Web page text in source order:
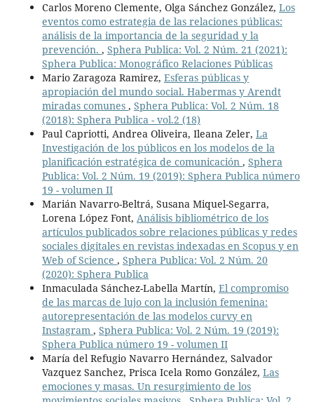
Carlos Moreno Clemente, Olga Sánchez González, Los
eventos como estrategia de las relaciones públicas:
análisis de la importancia de la seguridad y la
prevención. , Sphera Publica: Vol. 2 Núm. 21 (2021):
Sphera Publica: Monográfico Relaciones Públicas
Mario Zaragoza Ramirez, Esferas públicas y
apropiación del mundo social. Habermas y Arendt
miradas comunes , Sphera Publica: Vol. 2 Núm. 18
(2018): Sphera Publica - vol.2 (18)
Paul Capriotti, Andrea Oliveira, Ileana Zeler, La
Investigación de los públicos en los modelos de la
planificación estratégica de comunicación , Sphera
Publica: Vol. 2 Núm. 19 (2019): Sphera Publica número
19 - volumen II
Marián Navarro-Beltrá, Susana Miquel-Segarra,
Lorena López Font, Análisis bibliométrico de los
artículos publicados sobre relaciones públicas y redes
sociales digitales en revistas indexadas en Scopus y en
Web of Science , Sphera Publica: Vol. 2 Núm. 20
(2020): Sphera Publica
Inmaculada Sánchez-Labella Martín, El compromiso
de las marcas de lujo con la inclusión femenina:
autorepresentación de las modelos curvy en
Instagram , Sphera Publica: Vol. 2 Núm. 19 (2019):
Sphera Publica número 19 - volumen II
María del Refugio Navarro Hernández, Salvador
Vazquez Sanchez, Prisca Icela Romo González, Las
emociones y masas. Un resurgimiento de los